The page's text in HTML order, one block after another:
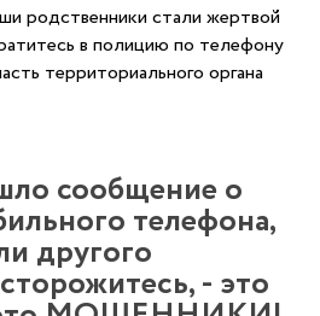
родственники стали жертвой
в полицию по телефону
территориального органа
сообщение о
телефона,
другого
- это